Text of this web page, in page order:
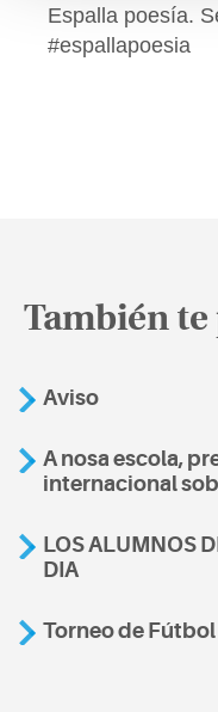
Espalla poesía.
#espallapoesia
También
Aviso
A nosa escola,
internacional
LOS ALUMNOS
DIA
Torneo de Fútbol